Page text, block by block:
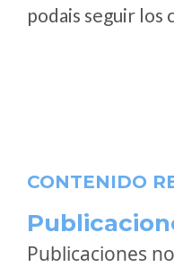
podais seguir los
CONTENIDO
Publicaciones